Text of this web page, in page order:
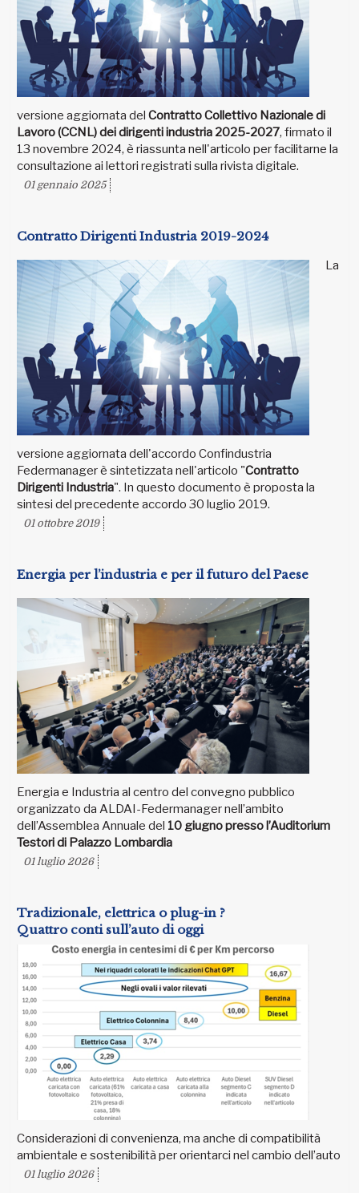
versione aggiornata del Contratto Collettivo Nazionale di
Lavoro (CCNL) dei dirigenti industria 2025-2027, firmato il
13 novembre 2024, è riassunta nell'articolo per facilitarne la
consultazione ai lettori registrati sulla rivista digitale.
01 gennaio 2025
Contratto Dirigenti Industria 2019-2024
La
versione aggiornata dell'accordo Confindustria
Federmanager è sintetizzata nell'articolo "Contratto
Dirigenti Industria". In questo documento è proposta la
sintesi del precedente accordo 30 luglio 2019.
01 ottobre 2019
Energia per l’industria e per il futuro del Paese
Energia e Industria al centro del convegno pubblico
organizzato da ALDAI-Federmanager nell’ambito
dell’Assemblea Annuale del 10 giugno presso l’Auditorium
Testori di Palazzo Lombardia
01 luglio 2026
Tradizionale, elettrica o plug-in ?
Quattro conti sull’auto di oggi
Considerazioni di convenienza, ma anche di compatibilità
ambientale e sostenibilità per orientarci nel cambio dell’auto
01 luglio 2026